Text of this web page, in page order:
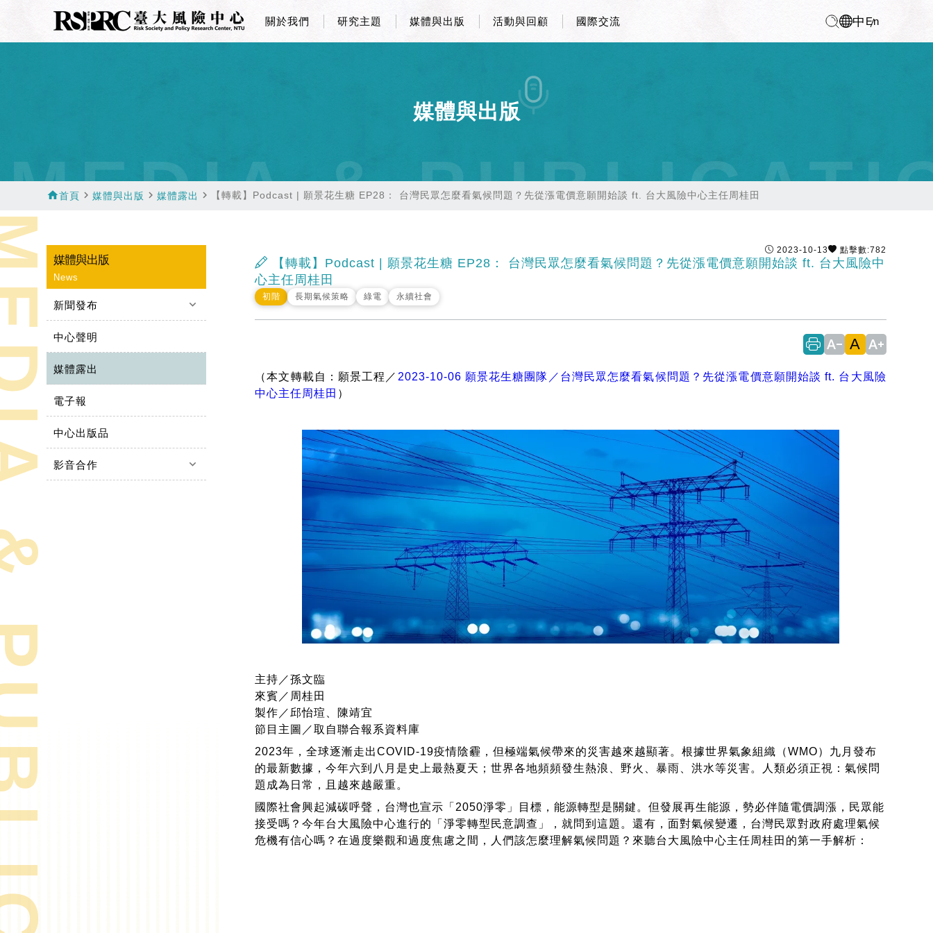
中 En
關於我們 研究主題 媒體與出版 活動與回顧 國際交流
媒體與出版
MEDIA &
home首頁 navigate_next媒體與出版 navigate_next媒體露出 navigate_next 【轉載】Podcast | 願景花生糖 EP28： 台灣民眾怎麼看氣候問題？先從漲電價意願開始談 ft. 台大風險中心主任周桂田
媒體與出版
News
新聞發布 keyboard_arrow_down
中心聲明
媒體露出
電子報
中心出版品
影音合作 keyboard_arrow_down
2023-10-13 點擊數:782
【轉載】Podcast | 願景花生糖 EP28： 台灣民眾怎麼看氣候問題？先從漲電價意願開始談 ft. 台大風險中
心主任周桂田
初階 長期氣候策略 綠電 永續社會
text_decrease A text_increase
（本文轉載自：願景工程／ 2023-10-06 願景花生糖團隊／台灣民眾怎麼看氣候問題？先從漲電價意願開始談 ft. 台大風險
中心主任周桂田 ）
主持／孫文臨
來賓／周桂田
製作／邱怡瑄、陳靖宜
節目主圖／取自聯合報系資料庫
2023年，全球逐漸走出COVID-19疫情陰霾，但極端氣候帶來的災害越來越顯著。根據世界氣象組織（WMO）九月發布
的最新數據，今年六到八月是史上最熱夏天；世界各地頻頻發生熱浪、野火、暴雨、洪水等災害。人類必須正視：氣候問
題成為日常，且越來越嚴重。
國際社會興起減碳呼聲，台灣也宣示「2050淨零」目標，能源轉型是關鍵。但發展再生能源，勢必伴隨電價調漲，民眾能
接受嗎？今年台大風險中心進行的「淨零轉型民意調查」，就問到這題。還有，面對氣候變遷，台灣民眾對政府處理氣候
危機有信心嗎？在過度樂觀和過度焦慮之間，人們該怎麼理解氣候問題？來聽台大風險中心主任周桂田的第一手解析：